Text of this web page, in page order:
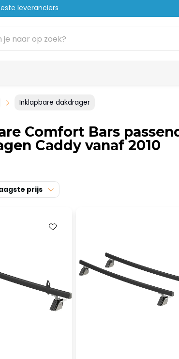
leveranciers
Inklapbare dakdrager
Comfort Bars
Caddy vanaf 2010
prijs